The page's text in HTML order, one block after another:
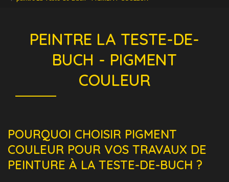
PEINTRE LA TESTE-DE-
BUCH - PIGMENT
COULEUR
POURQUOI CHOISIR PIGMENT
COULEUR POUR VOS TRAVAUX DE
PEINTURE À LA TESTE-DE-BUCH ?